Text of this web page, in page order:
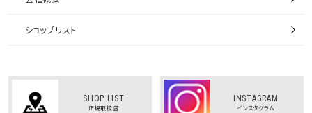
ショップリスト
SHOP LIST
正規取扱店
INSTAGRAM
インスタグラム